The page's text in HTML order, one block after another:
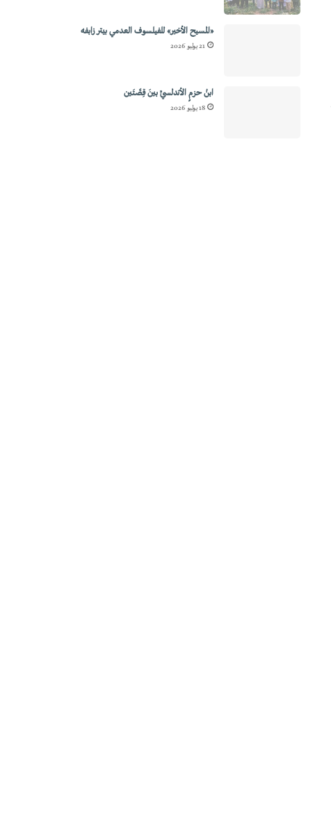
«المسيح الأخير» للفيلسوف العدمي بيتر زابفه
21 يوليو 2026
ابنُ حزمٍ الأندلسيِّ بينَ قِصَّتَين
18 يوليو 2026